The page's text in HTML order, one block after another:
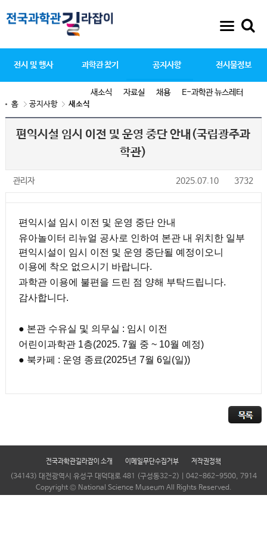
전시 및 행사 과학관 찾기 공지사항
새소식 자료실 채용 E-과학관 뉴스레터
전시물정보
홈 공지사항 새소식
편익시설 임시 이전 및 운영 중단 안내(국립광주과
학관)
관리자 2025.07.10 3732
편익시설 임시 이전 및 운영 중단 안내
유아놀이터 리뉴얼 공사로 인하여 본관 내 위치한 일부
편익시설이 임시 이전 및 운영 중단될 예정이오니
이용에 착오 없으시기 바랍니다.
과학관 이용에 불편을 드린 점 양해 부탁드립니다.
감사합니다.
● 본관 수유실 및 의무실 : 임시 이전
어린이과학관 1층(2025. 7월 중 ~ 10월 예정)
● 북카페 : 운영 종료(2025년 7월 6일(일))
전국과학관길라잡이 소개 이메일무단수집거부 저작권정책
(34143) 대전광역시 유성구 대덕대로 481 (구성동32-2) | 042-862-9500, 7914
Copyright © National Science Museum All Rights Reserved.